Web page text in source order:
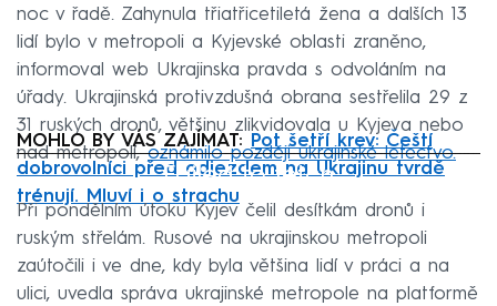
noc v řadě. Zahynula třiatřicetiletá žena a dalších 13
lidí bylo v metropoli a Kyjevské oblasti zraněno,
informoval web Ukrajinska pravda s odvoláním na
úřady. Ukrajinská protivzdušná obrana sestřelila 29 z
31 ruských dronů, většinu zlikvidovala u Kyjeva nebo
nad metropolí,oznámilo později ukrajinské letectvo.
Failed to fetch
MOHLO BY VÁS ZAJÍMAT: Pot šetří krev: Čeští
dobrovolníci před odjezdem na Ukrajinu tvrdě
trénují. Mluví i o strachu
Při pondělním útoku Kyjev čelil desítkám dronů i
ruským střelám. Rusové na ukrajinskou metropoli
zaútočili i ve dne, kdy byla většina lidí v práci a na
ulici, uvedla správa ukrajinské metropole na platformě